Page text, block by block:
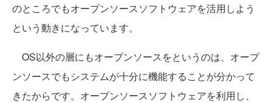
のところでもオープンソースソフトウェアを活用しよう
という動きになっています。
OS以外の層にもオープンソースをというのは、オープ
ンソースでもシステムが十分に機能することが分かって
きたからです。オープンソースソフトウェアを利用し、